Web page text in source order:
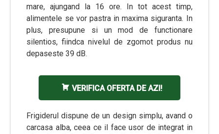
mare, ajungand la 16 ore. In tot acest timp,
alimentele se vor pastra in maxima siguranta. In
plus, presupune si un mod de functionare
silentios, fiindca nivelul de zgomot produs nu
depaseste 39 dB.
VERIFICA OFERTA DE AZI!
Frigiderul dispune de un design simplu, avand o
carcasa alba, ceea ce il face usor de integrat in